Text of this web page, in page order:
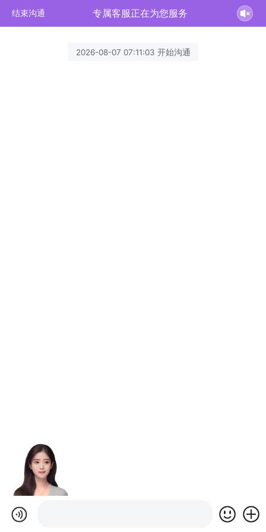
结束沟通 专属客服正在为您服务
2026-08-07 07:11:03 开始沟通